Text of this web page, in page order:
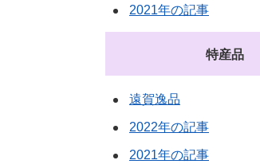
2021年の記事
特産品
遠賀逸品
2022年の記事
2021年の記事